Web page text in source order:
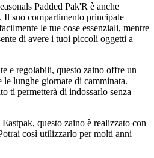
Padded Pak'R è anche
Il suo compartimento principale
le tue cose essenziali, mentre
di avere i tuoi piccoli oggetti a
e regolabili, questo zaino offre un
lunghe giornate di camminata.
ti permetterà di indossarlo senza
questo zaino è realizzato con
così utilizzarlo per molti anni